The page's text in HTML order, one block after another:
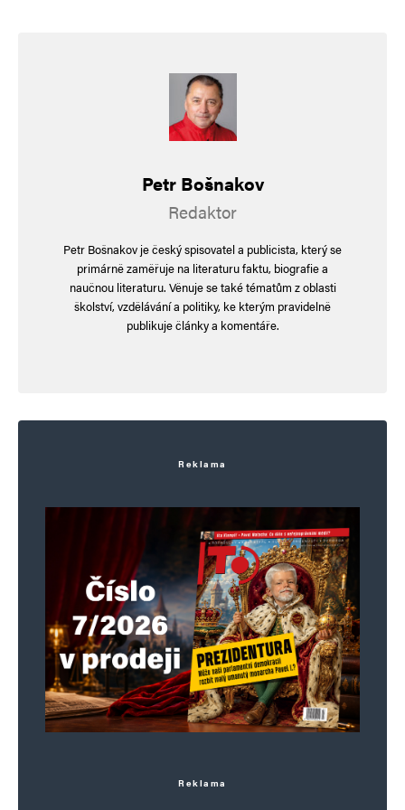
Napsat komentář
Vaše e-mailová adresa nebude zveřejněna.Vyžadované informace jsou
Webová stránka
Uložit do prohlížeče jméno, e-mail a webovou stránku pro budoucí
Informujte mě o nových komentářích e-mailem.
Informujte mě o nových příspěvcích e-mailem.
Alternative:
Petr Bošnakov
Redaktor
Petr Bošnakov je český spisovatel a publicista, který se
primárně zaměřuje na literaturu faktu, biografie a
naučnou literaturu. Věnuje se také tématům z oblasti
školství, vzdělávání a politiky, ke kterým pravidelně
publikuje články a komentáře.
Reklama
Reklama